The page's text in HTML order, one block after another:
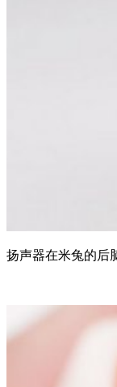
扬声器在米兔的后